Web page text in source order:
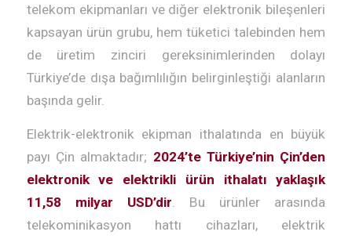
telekom ekipmanları ve diğer elektronik bileşenleri
kapsayan ürün grubu, hem tüketici talebinden hem
de üretim zinciri gereksinimlerinden dolayı
Türkiye’de dışa bağımlılığın belirginleştiği alanların
başında gelir.
Elektrik-elektronik ekipman ithalatında en büyük
payı Çin almaktadır; 2024’te Türkiye’nin Çin’den
elektronik ve elektrikli ürün ithalatı yaklaşık
11,58 milyar USD’dir. Bu ürünler arasında
telekominikasyon hattı cihazları, elektrik